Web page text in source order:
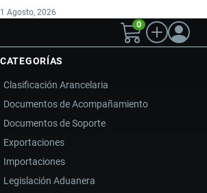
1 Agosto, 2026
0
CATEGORÍAS
Clasificación Arancelaria
Documentos de Acompañamiento
Documentos de Soporte
Exportaciones
Importaciones
Legislación Aduanera